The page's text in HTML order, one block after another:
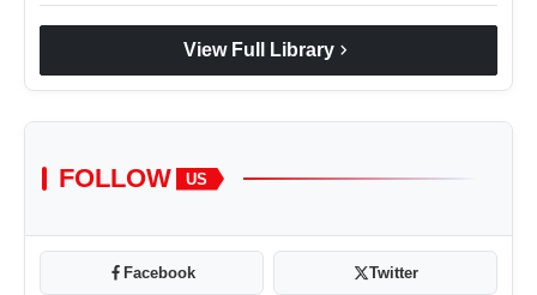
View Full Library chevron_right
FOLLOW US
Facebook Twitter